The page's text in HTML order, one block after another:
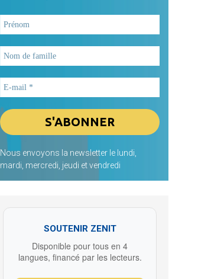
Nous envoyons la newsletter le lundi,
mardi, mercredi, jeudi et vendredi
SOUTENIR ZENIT
Disponible pour tous en 4
langues, financé par les lecteurs.